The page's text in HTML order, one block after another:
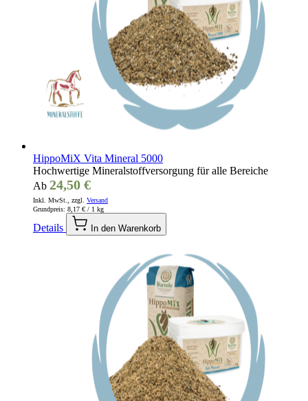
HippoMiX Vita Mineral 5000
Hochwertige Mineralstoffversorgung für alle Bereiche
Ab 24,50 €
Inkl. MwSt., zzgl. Versand
Grundpreis: 8,17 € / 1 kg
Details In den Warenkorb